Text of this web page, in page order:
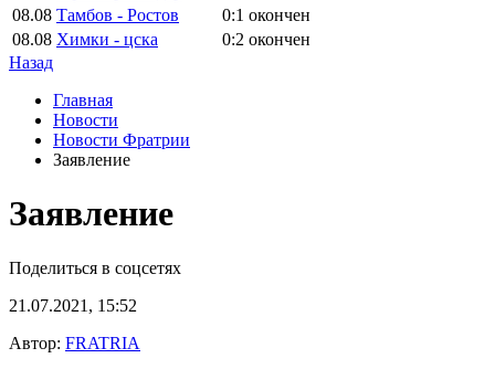
08.08 Тамбов - Ростов 0:1 окончен
08.08 Химки - цска 0:2 окончен
Назад
Главная
Новости
Новости Фратрии
Заявление
Заявление
Поделиться в соцсетях
21.07.2021, 15:52
Автор: FRATRIA